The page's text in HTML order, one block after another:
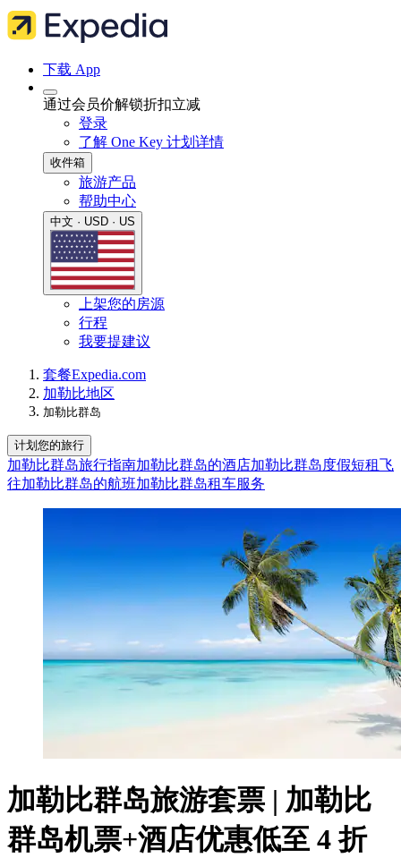
下载 App
通过会员价解锁折扣立减
登录
了解 One Key 计划详情
收件箱
旅游产品
帮助中心
中文 · USD · US
上架您的房源
行程
我要提建议
套餐Expedia.com
加勒比地区
加勒比群岛
计划您的旅行
加勒比群岛旅行指南加勒比群岛的酒店加勒比群岛度假短租飞
往加勒比群岛的航班加勒比群岛租车服务
加勒比群岛旅游套票 | 加勒比
群岛机票+酒店优惠低至 4 折